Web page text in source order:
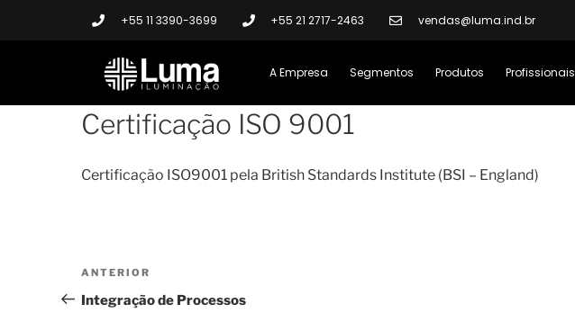
+55 11 3390-3699 +55 21 2717-2463 vendas@luma.ind.br
A Empresa Segmentos Produtos Profissionais
Certificação ISO 9001
Certificação ISO9001 pela British Standards Institute (BSI – England)
ANTERIOR
Integração de Processos